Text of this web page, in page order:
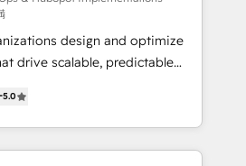
design and optimize
drive scalable, predictable
in both strategic RevOps
on technical execution - building
companies need to
5.0